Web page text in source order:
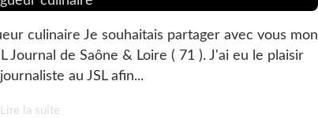
culinaire Je souhaitais partager avec vous mon
Journal de Saône & Loire ( 71 ). J'ai eu le plaisir
au JSL afin...
Lire la suite